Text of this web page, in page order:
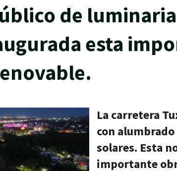
de
esta
La carretera
con
solares. Esta
importante